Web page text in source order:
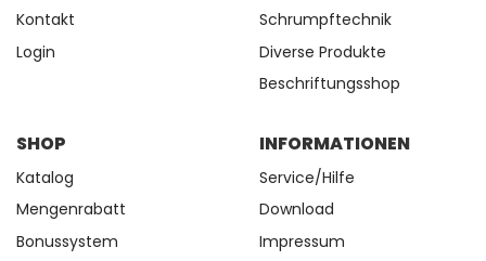
Kontakt
Login
Schrumpftechnik
Diverse Produkte
Beschriftungsshop
SHOP
Katalog
Mengenrabatt
Bonussystem
INFORMATIONEN
Service/Hilfe
Download
Impressum